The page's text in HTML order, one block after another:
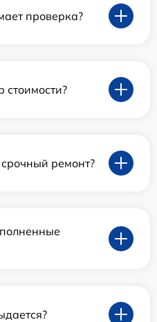
проверка?
стоимости?
ремонт?